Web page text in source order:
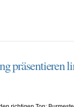
präsentieren